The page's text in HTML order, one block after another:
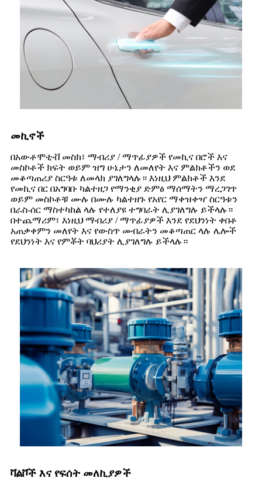
መኪኖች
በአውቶሞቲቭ መስክ፣ ማብሪያ / ማጥፊያዎች የመኪና በሮች እና
መስኮቶች ክፍት ወይም ዝግ ሁኔታን ለመለየት እና ምልክቶችን ወደ
መቆጣጠሪያ ስርዓቱ ለመላክ ያገለግላሉ። እነዚህ ምልክቶች እንደ
የመኪና በር በአግባቡ ካልተዘጋ የማንቂያ ድምፅ ማሰማትን ማረጋገጥ
ወይም መስኮቶቹ ሙሉ በሙሉ ካልተዘጉ የአየር ማቀዝቀዣ ስርዓቱን
በራስ-ሰር ማስተካከል ላሉ የተለያዩ ተግባራት ሊያገለግሉ ይችላሉ።
በተጨማሪም፣ እነዚህ ማብሪያ / ማጥፊያዎች እንደ የደህንነት ቀበቶ
አጠቃቀምን መለየት እና የውስጥ መብራትን መቆጣጠር ላሉ ሌሎች
የደህንነት እና የምቾት ባህሪያት ሊያገለግሉ ይችላሉ።
ቫልቮች እና የፍሰት መለኪያዎች